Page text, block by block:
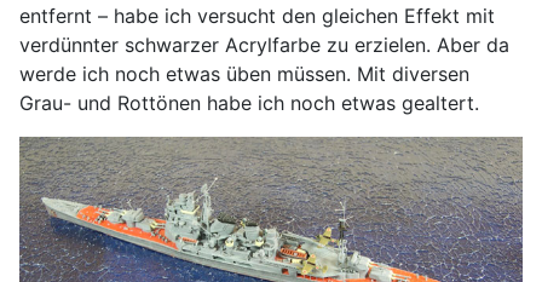
entfernt – habe ich versucht den gleichen Effekt mit
verdünnter schwarzer Acrylfarbe zu erzielen. Aber da
werde ich noch etwas üben müssen. Mit diversen
Grau- und Rottönen habe ich noch etwas gealtert.